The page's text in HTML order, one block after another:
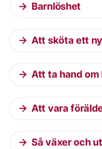
Barnlöshet
Att sköta ett
Att ta hand om
Att vara
Så växer och